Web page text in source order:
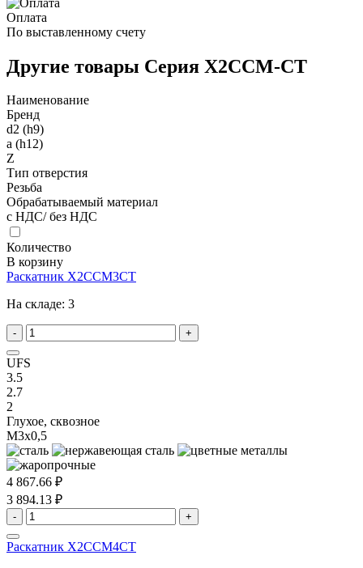
Оплата
По выставленному счету
Другие товары Серия X2CCM-CT
Наименование
Бренд
d2 (h9)
a (h12)
Z
Тип отверстия
Резьба
Обрабатываемый материал
с НДС/ без НДС
Количество
В корзину
Раскатник X2CCM3CT
На складе: 3
- +
UFS
3.5
2.7
2
Глухое, сквозное
M3x0,5
4 867.66 ₽
3 894.13 ₽
- +
Раскатник X2CCM4CT